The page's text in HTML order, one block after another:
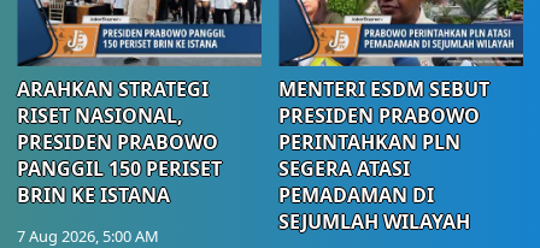
ARAHKAN STRATEGI
RISET NASIONAL,
PRESIDEN PRABOWO
PANGGIL 150 PERISET
BRIN KE ISTANA
7 Aug 2026, 5:00 AM
MENTERI ESDM SEBUT
PRESIDEN PRABOWO
PERINTAHKAN PLN
SEGERA ATASI
PEMADAMAN DI
SEJUMLAH WILAYAH